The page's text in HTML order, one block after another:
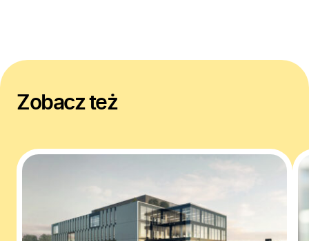
Zobacz też